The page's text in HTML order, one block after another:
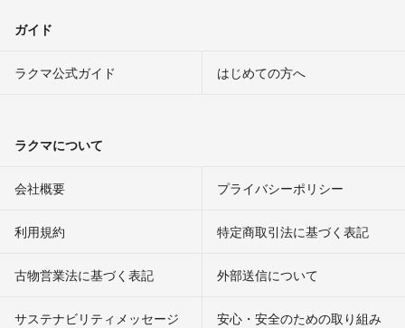
ガイド
ラクマ公式ガイド はじめての方へ
ラクマについて
会社概要 プライバシーポリシー
利用規約 特定商取引法に基づく表記
古物営業法に基づく表記 外部送信について
サステナビリティメッセージ 安心・安全のための取り組み